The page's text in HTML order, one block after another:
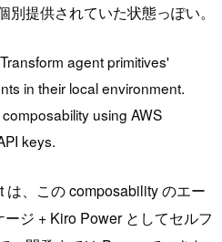
提供されていた状態っぽい。
agent primitives'
in their local environment.
using AWS
keys.
、この composability のエー
ジ + Kiro Power としてセルフ